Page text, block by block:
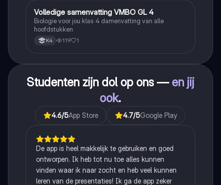
Biologie
Volledige samenvatting VMBO GL 4
Biologie voor jou klas 4 damenvatting van alle
hoofdstukken
K4 119 1
Studenten zijn dol op ons — en jij
ook.
4.6/5App Store 4.7/5Google Play
De app is heel makkelijk te gebruiken en goed
ontworpen. Ik heb tot nu toe alles kunnen
vinden waar ik naar zocht en heb veel kunnen
leren van de presentaties! Ik ga de app zeker